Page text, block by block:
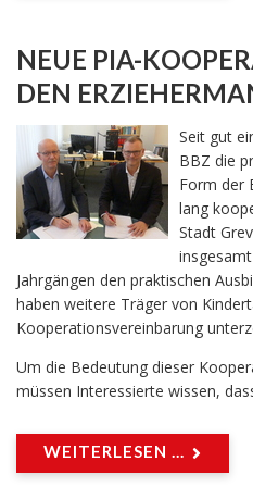
NEUE PIA-
DEN
Seit gut
BBZ die
Form der
lang
Stadt
Jahrgängen den praktischen
haben weitere Träger von
Kooperationsvereinbarung
Um die Bedeutung dieser
müssen Interessierte wissen,
WEITERLESEN ...